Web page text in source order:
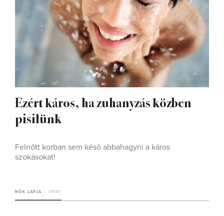
Ezért káros, ha zuhanyzás közben
pisilünk
Felnőtt korban sem késő abbahagyni a káros
szokásokat!
NŐK LAPJA 3 PERC